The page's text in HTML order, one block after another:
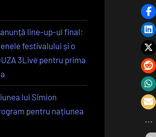
anunță line-up-ul final:
festivalului și o
3Live pentru prima
lui Simion
pentru națiunea